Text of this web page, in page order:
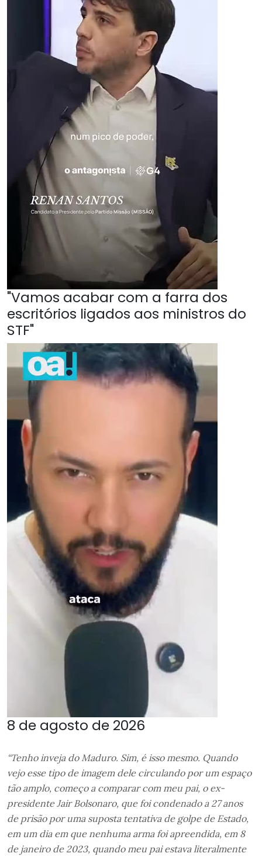
"Vamos acabar com a farra dos
escritórios ligados aos ministros do
STF"
8 de agosto de 2026
“Tenho inveja do Maduro. Sim, é isso mesmo. Quando
vejo esse tipo de imagem dele circulando por um espaço
tão amplo, começo a comparar com meu pai, o ex-
presidente Jair Bolsonaro, que foi condenado a 27 anos
de prisão por uma suposta tentativa de golpe de Estado,
em um dia em que nenhuma arma foi apreendida, em 8
de janeiro de 2023, quando meu pai estava literalmente